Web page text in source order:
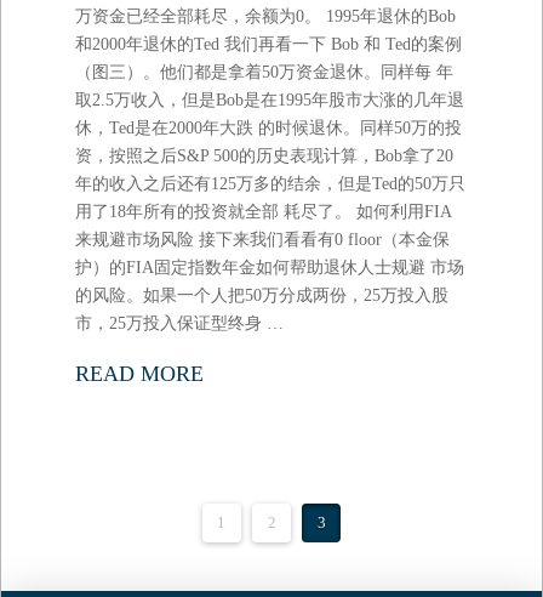
万资金已经全部耗尽，余额为0。 1995年退休的Bob
和2000年退休的Ted 我们再看一下 Bob 和 Ted的案例
（图三）。他们都是拿着50万资金退休。同样每 年
取2.5万收入，但是Bob是在1995年股市大涨的几年退
休，Ted是在2000年大跌 的时候退休。同样50万的投
资，按照之后S&P 500的历史表现计算，Bob拿了20
年的收入之后还有125万多的结余，但是Ted的50万只
用了18年所有的投资就全部 耗尽了。 如何利用FIA
来规避市场风险 接下来我们看看有0 floor（本金保
护）的FIA固定指数年金如何帮助退休人士规避 市场
的风险。如果一个人把50万分成两份，25万投入股
市，25万投入保证型终身 …
READ MORE
1 2 3